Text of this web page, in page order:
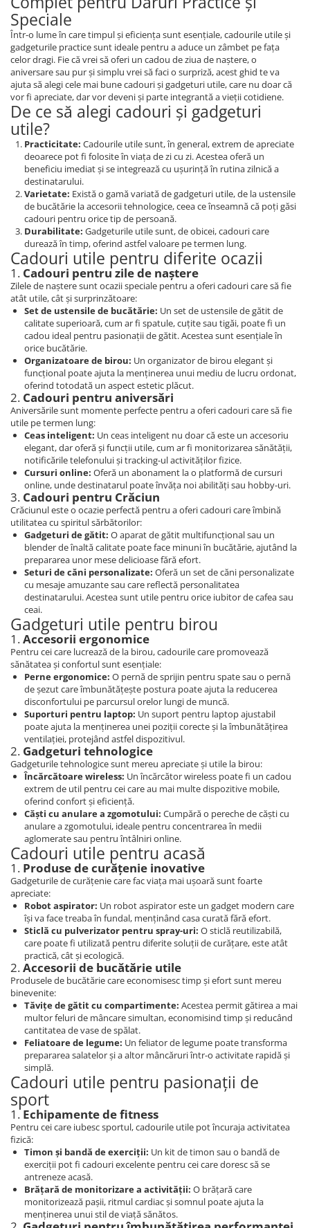
Speciale
Într-o lume în care timpul și eficiența sunt esențiale, cadourile utile și
gadgeturile practice sunt ideale pentru a aduce un zâmbet pe fața
celor dragi. Fie că vrei să oferi un cadou de ziua de naștere, o
aniversare sau pur și simplu vrei să faci o surpriză, acest ghid te va
ajuta să alegi cele mai bune cadouri și gadgeturi utile, care nu doar că
vor fi apreciate, dar vor deveni și parte integrantă a vieții cotidiene.
De ce să alegi cadouri și gadgeturi
utile?
Practicitate: Cadourile utile sunt, în general, extrem de apreciate
deoarece pot fi folosite în viața de zi cu zi. Acestea oferă un
beneficiu imediat și se integrează cu ușurință în rutina zilnică a
destinatarului.
Varietate: Există o gamă variată de gadgeturi utile, de la ustensile
de bucătărie la accesorii tehnologice, ceea ce înseamnă că poți găsi
cadouri pentru orice tip de persoană.
Durabilitate: Gadgeturile utile sunt, de obicei, cadouri care
durează în timp, oferind astfel valoare pe termen lung.
Cadouri utile pentru diferite ocazii
1. Cadouri pentru zile de naștere
Zilele de naștere sunt ocazii speciale pentru a oferi cadouri care să fie
atât utile, cât și surprinzătoare:
Set de ustensile de bucătărie: Un set de ustensile de gătit de
calitate superioară, cum ar fi spatule, cuțite sau tigăi, poate fi un
cadou ideal pentru pasionații de gătit. Acestea sunt esențiale în
orice bucătărie.
Organizatoare de birou: Un organizator de birou elegant și
funcțional poate ajuta la menținerea unui mediu de lucru ordonat,
oferind totodată un aspect estetic plăcut.
2. Cadouri pentru aniversări
Aniversările sunt momente perfecte pentru a oferi cadouri care să fie
utile pe termen lung:
Ceas inteligent: Un ceas inteligent nu doar că este un accesoriu
elegant, dar oferă și funcții utile, cum ar fi monitorizarea sănătății,
notificările telefonului și tracking-ul activităților fizice.
Cursuri online: Oferă un abonament la o platformă de cursuri
online, unde destinatarul poate învăța noi abilități sau hobby-uri.
3. Cadouri pentru Crăciun
Crăciunul este o ocazie perfectă pentru a oferi cadouri care îmbină
utilitatea cu spiritul sărbătorilor:
Gadgeturi de gătit: O aparat de gătit multifuncțional sau un
blender de înaltă calitate poate face minuni în bucătărie, ajutând la
prepararea unor mese delicioase fără efort.
Seturi de căni personalizate: Oferă un set de căni personalizate
cu mesaje amuzante sau care reflectă personalitatea
destinatarului. Acestea sunt utile pentru orice iubitor de cafea sau
ceai.
Gadgeturi utile pentru birou
1.Accesorii ergonomice
Pentru cei care lucrează de la birou, cadourile care promovează
sănătatea și confortul sunt esențiale:
Perne ergonomice: O pernă de sprijin pentru spate sau o pernă
de șezut care îmbunătățește postura poate ajuta la reducerea
disconfortului pe parcursul orelor lungi de muncă.
Suporturi pentru laptop: Un suport pentru laptop ajustabil
poate ajuta la menținerea unei poziții corecte și la îmbunătățirea
ventilației, protejând astfel dispozitivul.
2. Gadgeturi tehnologice
Gadgeturile tehnologice sunt mereu apreciate și utile la birou:
Încărcătoare wireless: Un încărcător wireless poate fi un cadou
extrem de util pentru cei care au mai multe dispozitive mobile,
oferind confort și eficiență.
Căști cu anulare a zgomotului: Cumpără o pereche de căști cu
anulare a zgomotului, ideale pentru concentrarea în medii
aglomerate sau pentru întâlniri online.
Cadouri utile pentru acasă
1. Produse de curățenie inovative
Gadgeturile de curățenie care fac viața mai ușoară sunt foarte
apreciate:
Robot aspirator: Un robot aspirator este un gadget modern care
își va face treaba în fundal, menținând casa curată fără efort.
Sticlă cu pulverizator pentru spray-uri: O sticlă reutilizabilă,
care poate fi utilizată pentru diferite soluții de curățare, este atât
practică, cât și ecologică.
2.Accesorii de bucătărie utile
Produsele de bucătărie care economisesc timp și efort sunt mereu
binevenite:
Tăvițe de gătit cu compartimente: Acestea permit gătirea a mai
multor feluri de mâncare simultan, economisind timp și reducând
cantitatea de vase de spălat.
Feliatoare de legume: Un feliator de legume poate transforma
prepararea salatelor și a altor mâncăruri într-o activitate rapidă și
simplă.
Cadouri utile pentru pasionații de
sport
1.Echipamente de fitness
Pentru cei care iubesc sportul, cadourile utile pot încuraja activitatea
fizică:
Timon și bandă de exerciții: Un kit de timon sau o bandă de
exerciții pot fi cadouri excelente pentru cei care doresc să se
antreneze acasă.
Brățară de monitorizare a activității: O brățară care
monitorizează pașii, ritmul cardiac și somnul poate ajuta la
menținerea unui stil de viață sănătos.